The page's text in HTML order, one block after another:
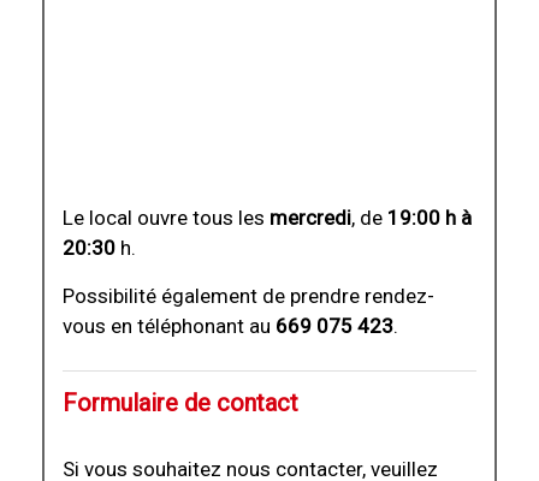
Le local ouvre tous les mercredi, de 19:00 h à
20:30 h.
Possibilité également de prendre rendez-
vous en téléphonant au 669 075 423.
Formulaire de contact
Si vous souhaitez nous contacter, veuillez